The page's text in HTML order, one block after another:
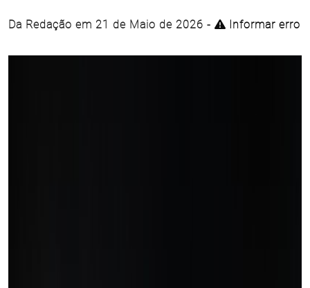
Da Redação em 21 de Maio de 2026 - Informar erro